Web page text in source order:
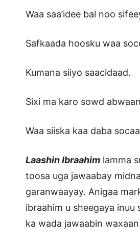
Waa saa’idee bal noo
Safkaada hoosku waa
Kumana siiyo saacidaad.
Sixi ma karo sowd abwaan
Waa siiska kaa daba
Laashin Ibraahim lamma
toosa uga jawaabay
garanwaayay. Anigaa
ibraahim u sheegaya inuu
ka wada jawaabin